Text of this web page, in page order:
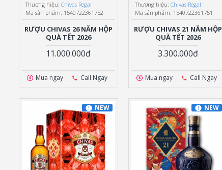
Thương hiệu: Chivas Regal
Mã sản phẩm: 1540722361752
RƯỢU CHIVAS 26 NĂM HỘP
QUÀ TẾT 2026
11.000.000đ
Mua ngay Call Ngay
Thương hiệu: Chivas Regal
Mã sản phẩm: 1540722361751
RƯỢU CHIVAS 21 NĂM HỘP
QUÀ TẾT 2026
3.300.000đ
Mua ngay Call Ngay
NEW NEW